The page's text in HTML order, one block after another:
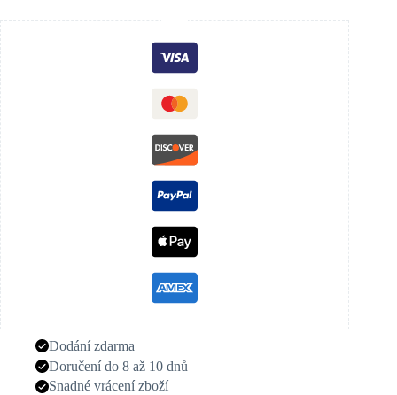
Dodání zdarma
Doručení do 8 až 10 dnů
Snadné vrácení zboží